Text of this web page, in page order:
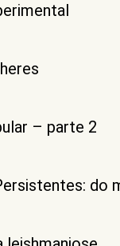
– parte 2
do